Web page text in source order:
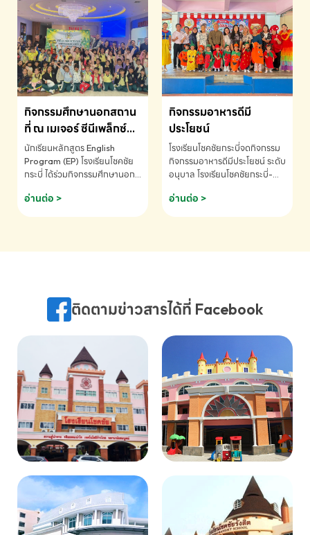
เร็วนานาชาติ ครั้งที่ 46 ประจำปี
2569 ณ ประเทศสิงคโปร์
INTERNATIONAL
MATHEMATICS AND
MENTAL ARITHMETIC
COMPETITION 2026 - ถ้วย
รางวัลรองชนะเลิศอันดับที่ 2
Mental Arithmetic
Competition K2 - ถ้วยรางวัล
รองชนะเลิศอันดับที่ 2 Mental
K2(Grop) โรงเรียนโชคชัยกระบี่-
สอบถามข้อมูลเพิ่มเติม โทร.
075-691910
กิจกรรมศึกษานอกสถาน
ที่ ณ เมเจอร์ ซีนีเพล็กซ์
ระดับประถมศึกษา (EP.1-
6)
นักเรียนหลักสูตร English
Program (EP) โรงเรียนโชคชัย
กระบี่ ได้ร่วมกิจกรรมศึกษานอก
ชมภาพยนตร์ Toy Story 5
(Soundtrack)เพื่อเสริมทักษะ
ภาษา ผ่านประสบการณ์การเรียนรู้
075-691910
อ่านต่อ >
กิจกรรมอาหารดีมี
ประโยชน์
โรงเรียนโชคชัยกระบี่จดกิจกรรม
กิจกรรมอาหารดีมีประโยชน์ ระดับ
อนุบาล โรงเรียนโชคชัยกระบี่-
075-691910
อ่านต่อ >
ติดตามข่าวสารได้ที่ Facebook